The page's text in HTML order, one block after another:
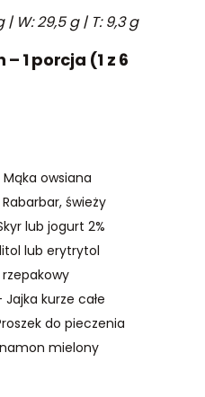
| W: 29,5 g | T: 9,3 g
1 porcja (1 z 6
owsiana
świeży
lub jogurt 2%
lub erytrytol
rzepakowy
kurze całe
do pieczenia
mielony